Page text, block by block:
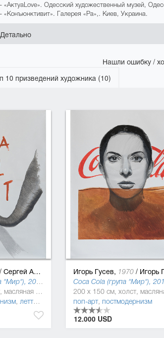
«АктуаLove». Одесский художественный музей,
«Конъюнктивит». Галерея «Ра»,. Киев, Украина.
Детально
Нашли ошибку /
10 призведений художника (10)
/ Сергей Ануфриев
I`m a real artist (група "Мир"), 2018
213 x 157 см, холст, масляная краска
, леттризм
Игорь Гусев, 1970 / Игорь
Coca Cola (група "Мир"),
поп-арт, постмодернизм
12.000 USD